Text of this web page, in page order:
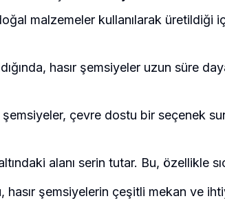
malzemeler kullanılarak
hasır şemsiyeler uzun süre
şemsiyeler, çevre dostu bir seçenek
alanı serin tutar. Bu,
hasır şemsiyelerin çeşitli mekan ve